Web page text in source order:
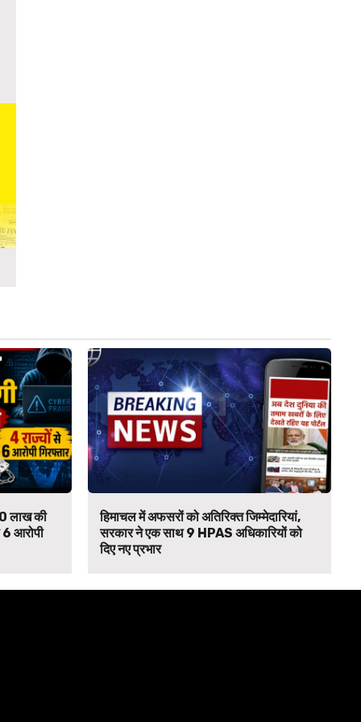
लाख की
6 आरोपी
हिमाचल में अफसरों को अतिरिक्त जिम्मेदारियां,
सरकार ने एक साथ 9 HPAS अधिकारियों को
दिए नए प्रभार